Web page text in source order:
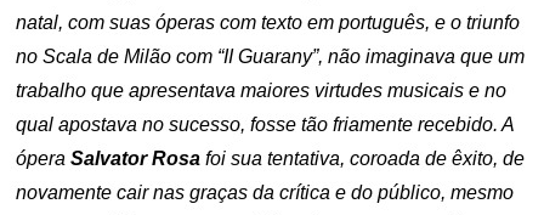
natal, com suas óperas com texto em português, e o triunfo
no Scala de Milão com “II Guarany”, não imaginava que um
trabalho que apresentava maiores virtudes musicais e no
qual apostava no sucesso, fosse tão friamente recebido. A
óperaSalvator Rosa foi sua tentativa, coroada de êxito, de
novamente cair nas graças da crítica e do público, mesmo